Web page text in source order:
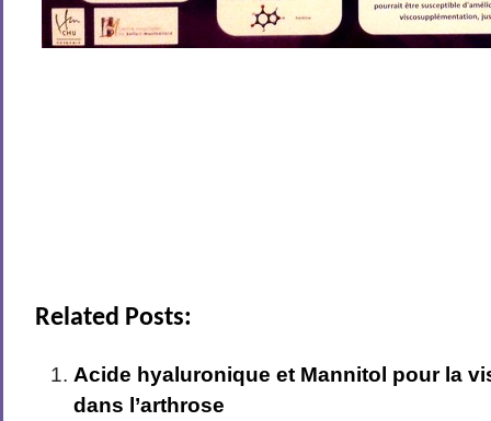
Related Posts:
Acide hyaluronique et Mannitol pour la
dans l’arthrose